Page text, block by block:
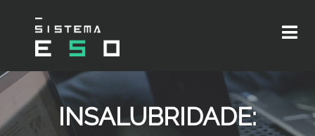
INSALUBRIDADE: